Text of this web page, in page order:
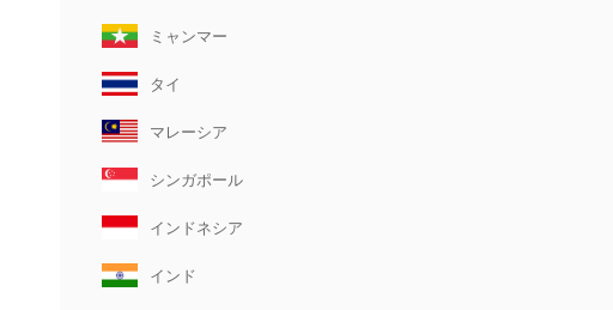
ミャンマー
タイ
マレーシア
シンガポール
インドネシア
インド